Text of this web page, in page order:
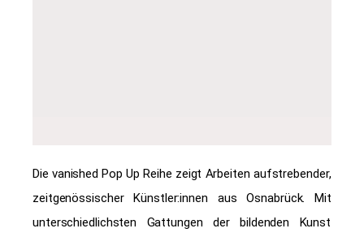
Die vanished Pop Up Reihe zeigt Arbeiten aufstrebender,
zeitgenössischer Künstler:innen aus Osnabrück. Mit
unterschiedlichsten Gattungen der bildenden Kunst